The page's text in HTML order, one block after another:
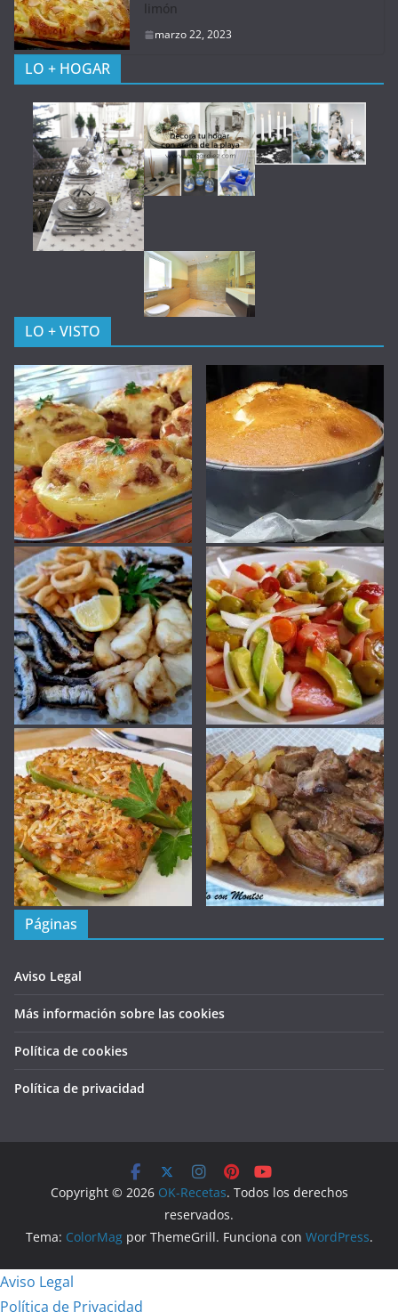
limón
marzo 22, 2023
LO + HOGAR
LO + VISTO
Páginas
Aviso Legal
Más información sobre las cookies
Política de cookies
Política de privacidad
Copyright © 2026 OK-Recetas. Todos los derechos
reservados.
Tema: ColorMagpor ThemeGrill. Funciona con WordPress.
Aviso Legal
Política de Privacidad